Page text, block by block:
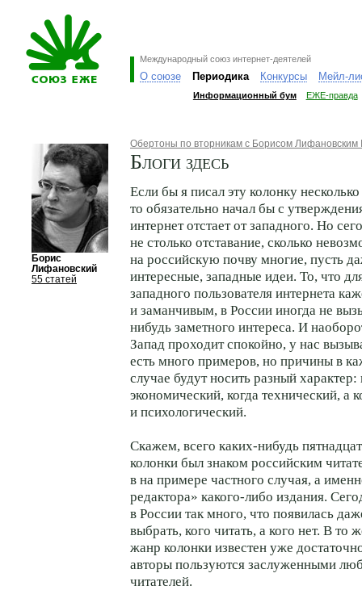
Международный союз интернет-деятелей
О союзе Периодика Конкурсы Мейл-
Информационный бум ЕЖЕ-правда
Борис
Лифановский
55 статей
Обертоны по вторникам с Борисом
Блоги здесь
Если бы я писал эту колонку несколько
то обязательно начал бы с
интернет отстает от западного. Но
не столько отставание, сколько
на российскую почву многие, пусть
интересные, западные идеи. То, что
западного пользователя интернета
и заманчивым, в России иногда не
нибудь заметного интереса. И
Запад проходит спокойно, у нас
есть много примеров, но причины в
случае будут носить разный характер:
экономический, когда технический, а
и психологический.
Скажем, всего каких-нибудь
колонки был знаком российским
в на примере частного случая, а
редактора» какого-либо издания.
в России так много, что появилась
выбрать, кого читать, а кого нет. В то
жанр колонки известен уже
авторы пользуются заслуженными
читателей.